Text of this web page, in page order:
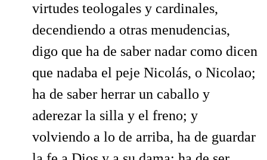
virtudes teologales y cardinales,
decendiendo a otras menudencias,
digo que ha de saber nadar como dicen
que nadaba el peje Nicolás, o Nicolao;
ha de saber herrar un caballo y
aderezar la silla y el freno; y
volviendo a lo de arriba, ha de guardar